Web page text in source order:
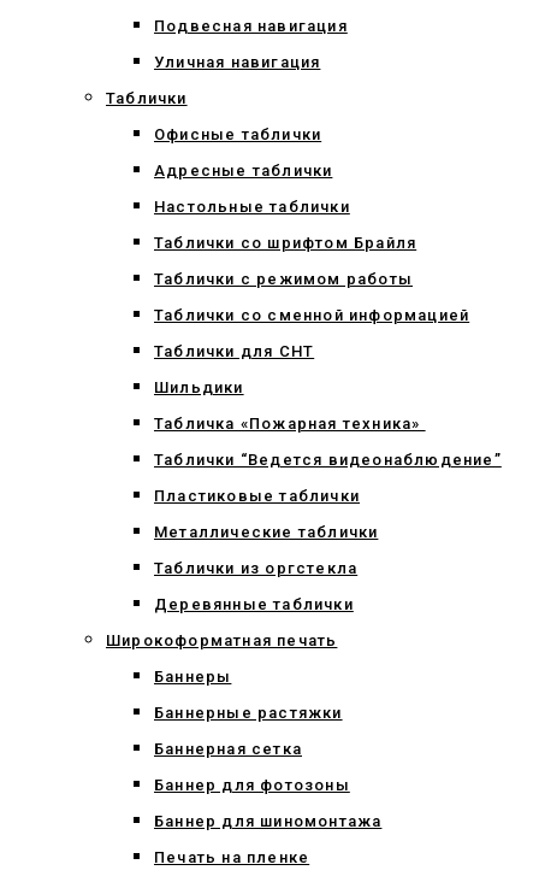
Подвесная навигация
Уличная навигация
Таблички
Офисные таблички
Адресные таблички
Настольные таблички
Таблички со шрифтом Брайля
Таблички с режимом работы
Таблички со сменной информацией
Таблички для СНТ
Шильдики
Табличка «Пожарная техника»
Таблички “Ведется видеонаблюдение”
Пластиковые таблички
Металлические таблички
Таблички из оргстекла
Деревянные таблички
Широкоформатная печать
Баннеры
Баннерные растяжки
Баннерная сетка
Баннер для фотозоны
Баннер для шиномонтажа
Печать на пленке